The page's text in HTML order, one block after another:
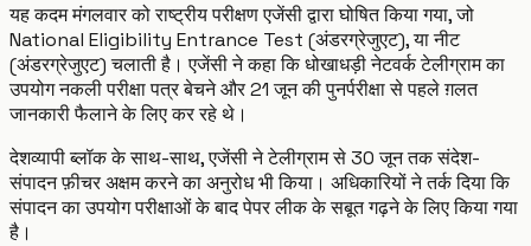
यह कदम मंगलवार को राष्ट्रीय परीक्षण एजेंसी द्वारा घोषित किया गया, जो
National Eligibility Entrance Test (अंडरग्रेजुएट), या नीट
(अंडरग्रेजुएट) चलाती है। एजेंसी ने कहा कि धोखाधड़ी नेटवर्क टेलीग्राम का
उपयोग नकली परीक्षा पत्र बेचने और 21 जून की पुनर्परीक्षा से पहले ग़लत
जानकारी फैलाने के लिए कर रहे थे।
देशव्यापी ब्लॉक के साथ-साथ, एजेंसी ने टेलीग्राम से 30 जून तक संदेश-
संपादन फ़ीचर अक्षम करने का अनुरोध भी किया। अधिकारियों ने तर्क दिया कि
संपादन का उपयोग परीक्षाओं के बाद पेपर लीक के सबूत गढ़ने के लिए किया गया
है।